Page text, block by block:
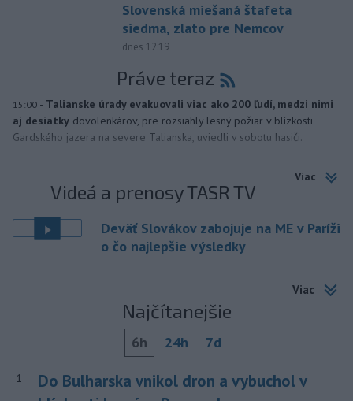
Slovenská miešaná štafeta
siedma, zlato pre Nemcov
dnes 12:19
Práve teraz
15:00 - Talianske úrady evakuovali viac ako 200 ľudí, medzi nimi
aj desiatky dovolenkárov, pre rozsiahly lesný požiar v blízkosti
Gardského jazera na severe Talianska, uviedli v sobotu hasiči.
Viac
Videá a prenosy TASR TV
Deväť Slovákov zabojuje na ME v Paríži
o čo najlepšie výsledky
Viac
Najčítanejšie
6h 24h 7d
1
Do Bulharska vnikol dron a vybuchol v